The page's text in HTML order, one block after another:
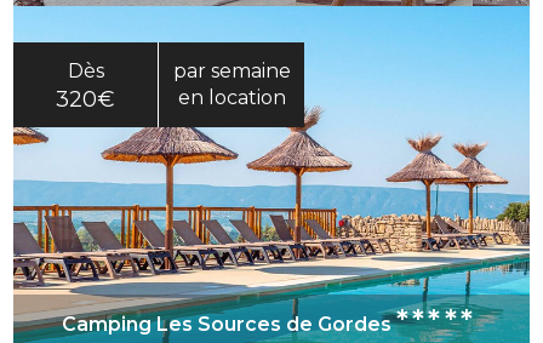
Dès
320€
par semaine
en location
Camping Les Sources de Gordes*****